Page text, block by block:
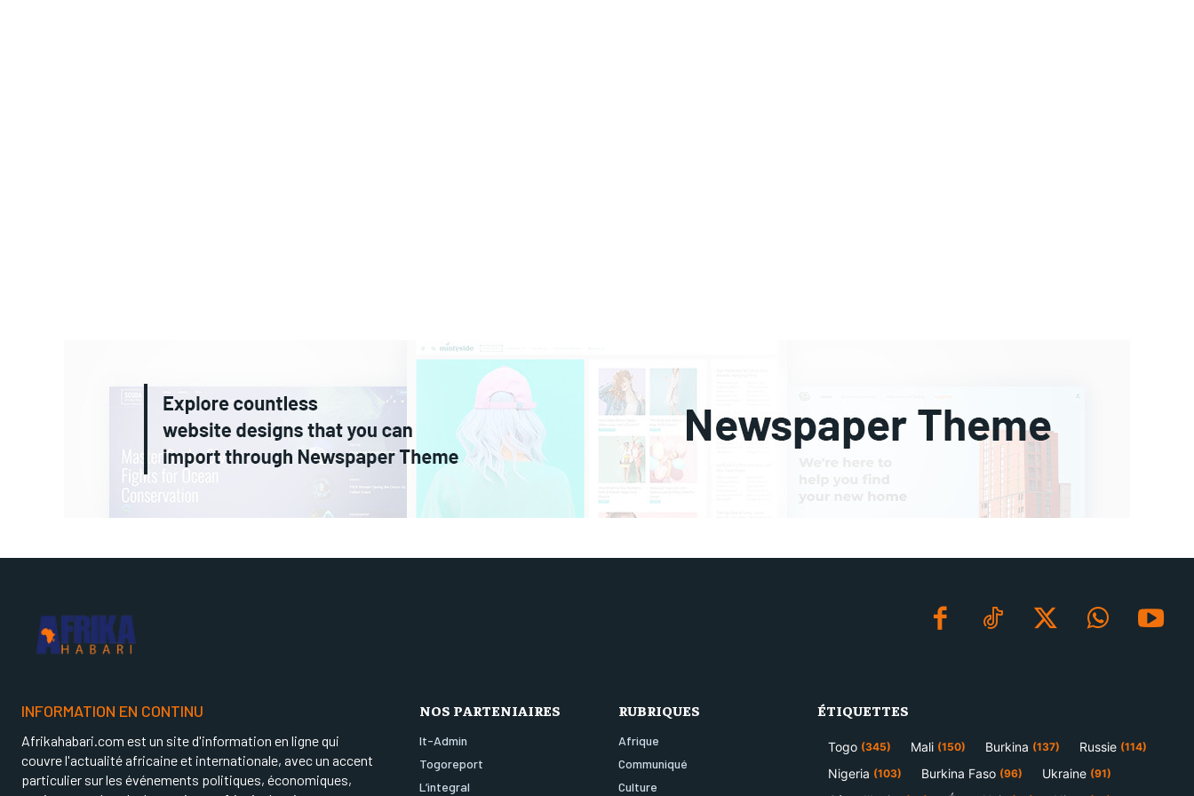
INFORMATION EN CONTINU
Afrikahabari.com est un site d'information en ligne qui
couvre l'actualité africaine et internationale, avec un accent
particulier sur les événements politiques, économiques,
NOS PARTENIAIRES
It-Admin
Togoreport
L’integral
RUBRIQUES
Afrique
Communiqué
Culture
ÉTIQUETTES
Togo (345) Mali (150) Burkina (137) Russie (114)
Nigeria (103) Burkina Faso (96) Ukraine (91)